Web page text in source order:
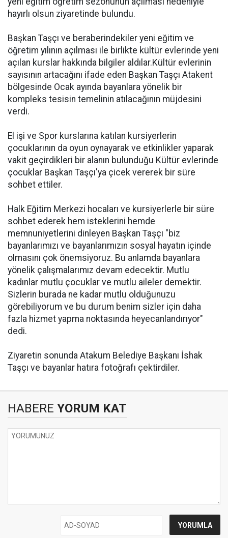
hayırlı olsun ziyaretinde bulundu.
Başkan Taşçı ve beraberindekiler yeni eğitim ve
öğretim yılının açılması ile birlikte kültür evlerinde yeni
açılan kurslar hakkında bilgiler aldılar.Kültür evlerinin
sayısının artacağını ifade eden Başkan Taşçı Atakent
bölgesinde Ocak ayında bayanlara yönelik bir
kompleks tesisin temelinin atılacağının müjdesini
verdi.
El işi ve Spor kurslarına katılan kursiyerlerin
çocuklarının da oyun oynayarak ve etkinlikler yaparak
vakit geçirdikleri bir alanın bulunduğu Kültür evlerinde
çocuklar Başkan Taşçı'ya çicek vererek bir süre
sohbet ettiler.
Halk Eğitim Merkezi hocaları ve kursiyerlerle bir süre
sohbet ederek hem isteklerini hemde
memnuniyetlerini dinleyen Başkan Taşçı "biz
bayanlarımızı ve bayanlarımızın sosyal hayatın içinde
olmasını çok önemsiyoruz. Bu anlamda bayanlara
yönelik çalışmalarımız devam edecektir. Mutlu
kadınlar mutlu çocuklar ve mutlu aileler demektir.
Sizlerin burada ne kadar mutlu olduğunuzu
görebiliyorum ve bu durum benim sizler için daha
fazla hizmet yapma noktasında heyecanlandırıyor"
dedi.
Ziyaretin sonunda Atakum Belediye Başkanı İshak
Taşçı ve bayanlar hatıra fotoğrafı çektirdiler.
HABERE YORUM KAT